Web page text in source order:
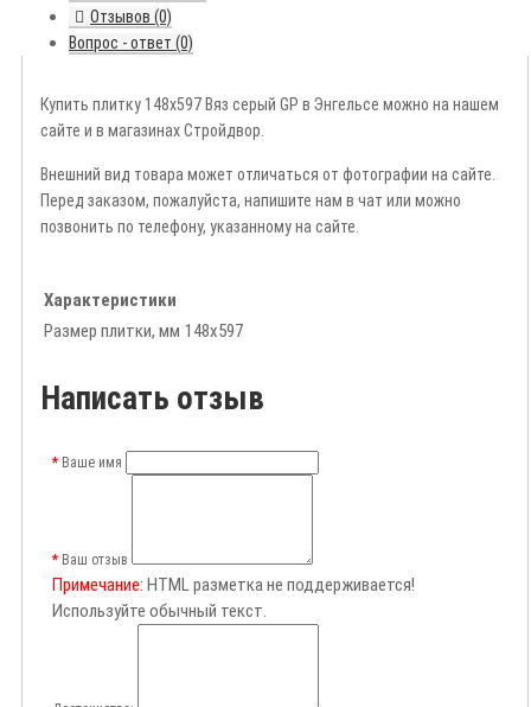
Отзывов (0)
Вопрос - ответ (0)
Купить плитку 148х597 Вяз серый GP в Энгельсе можно на нашем
сайте и в магазинах Стройдвор.
Внешний вид товара может отличаться от фотографии на сайте.
Перед заказом, пожалуйста, напишите нам в чат или можно
позвонить по телефону, указанному на сайте.
Характеристики
Размер плитки, мм 148х597
Написать отзыв
Ваше имя
Ваш отзыв
Примечание: HTML разметка не поддерживается!
Используйте обычный текст.